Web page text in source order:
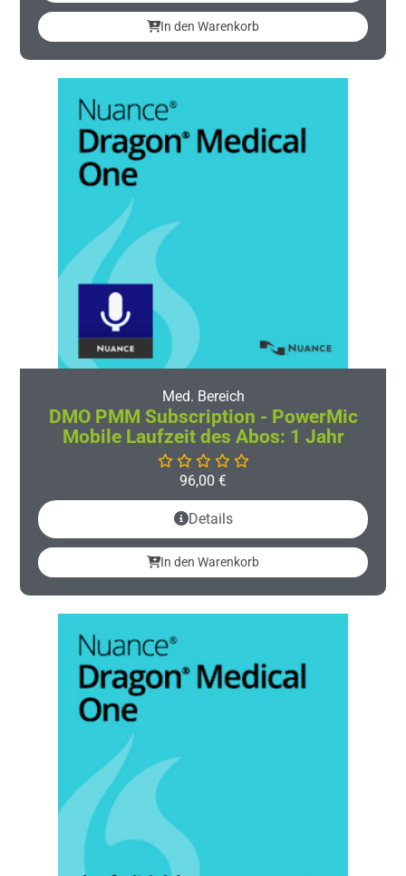
In den Warenkorb
Med. Bereich
DMO PMM Subscription - PowerMic
Mobile Laufzeit des Abos: 1 Jahr
96,00 €
Details
In den Warenkorb